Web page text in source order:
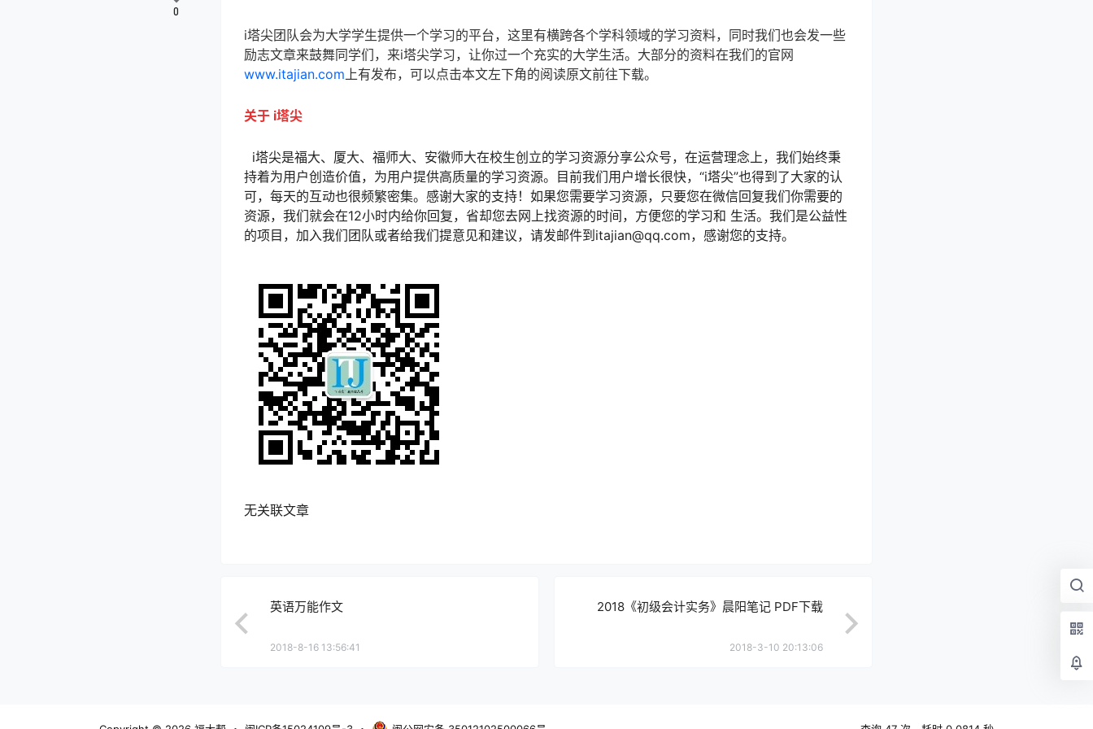
i塔尖团队会为大学学生提供一个学习的平台，这里有横跨各个学科领域的学习资料，同时我们也会发一些
励志文章来鼓舞同学们，来i塔尖学习，让你过一个充实的大学生活。大部分的资料在我们的官网
www.itajian.com 上有发布，可以点击本文左下角的阅读原文前往下载。
关于 i塔尖
i塔尖是福大、厦大、福师大、安徽师大在校生创立的学习资源分享公众号，在运营理念上，我们始终秉
持着为用户创造价值，为用户提供高质量的学习资源。目前我们用户增长很快，“i塔尖”也得到了大家的认
可，每天的互动也很频繁密集。感谢大家的支持！如果您需要学习资源，只要您在微信回复我们你需要的
资源，我们就会在12小时内给你回复，省却您去网上找资源的时间，方便您的学习和 生活。我们是公益性
的项目，加入我们团队或者给我们提意见和建议，请发邮件到itajian@qq.com，感谢您的支持。
无关联文章
0
英语万能作文
2018-8-16 13:56:41
2018《初级会计实务》晨阳笔记 PDF下载
2018-3-10 20:13:06